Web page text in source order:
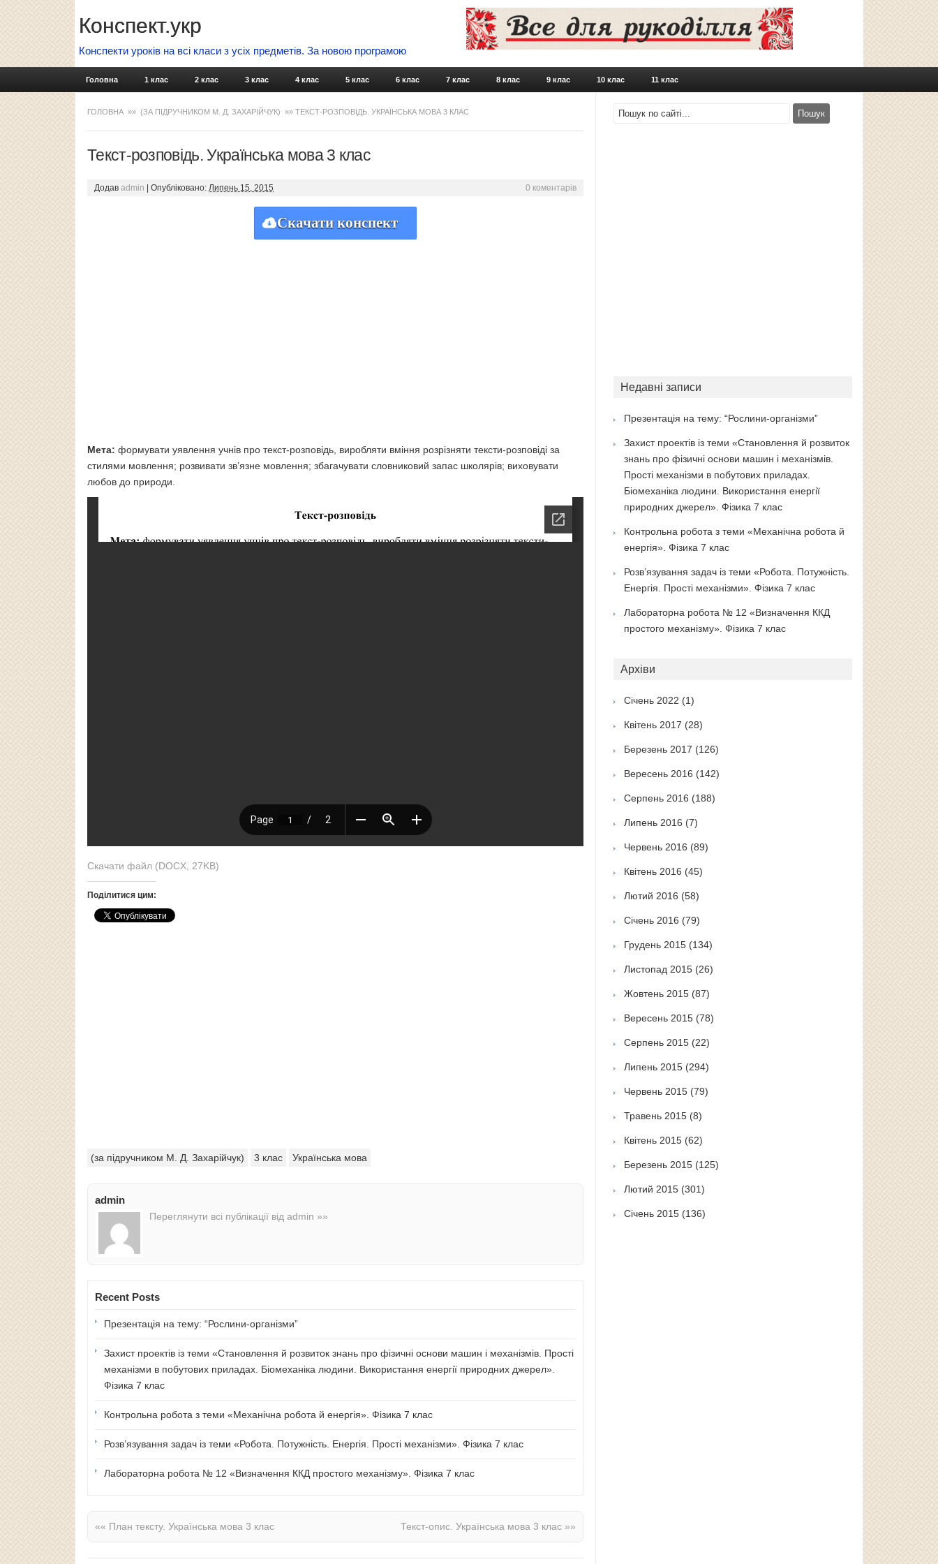
Конспект.укр
Конспекти уроків на всі класи з усіх предметів. За новою програмою
Skip to content
Головна 1 клас 2 клас 3 клас 4 клас 5 клас 6 клас 7 клас 8 клас 9 клас 10 клас 11 клас
ГОЛОВНА »» (ЗА ПІДРУЧНИКОМ М. Д. ЗАХАРІЙЧУК) »» ТЕКСТ-РОЗПОВІДЬ. УКРАЇНСЬКА МОВА 3 КЛАС
Текст-розповідь. Українська мова 3 клас
Додав admin Опубліковано: Липень 15, 2015 0 коментарів
Скачати конспект
Мета: формувати уявлення учнів про текст-розповідь, виробляти вміння розрізняти тексти-розповіді за
стилями мовлення; розвивати зв’язне мовлення; збагачувати словниковий запас школярів; виховувати
любов до природи.
Скачати файл (DOCX, 27KB)
Поділитися цим:
(за підручником М. Д. Захарійчук) 3 клас Українська мова
admin
Переглянути всі публікації від admin »»
Recent Posts
Презентація на тему: “Рослини-організми”
Захист проектів із теми «Становлення й розвиток знань про фізичні основи машин і механізмів. Прості
механізми в побутових приладах. Біомеханіка людини. Використання енергії природних джерел».
Фізика 7 клас
Контрольна робота з теми «Механічна робота й енергія». Фізика 7 клас
Розв’язування задач із теми «Робота. Потужність. Енергія. Прості механізми». Фізика 7 клас
Лабораторна робота № 12 «Визначення ККД простого механізму». Фізика 7 клас
«« План тексту. Українська мова 3 клас Текст-опис. Українська мова 3 клас »»
Недавні записи
Презентація на тему: “Рослини-організми”
Захист проектів із теми «Становлення й розвиток
знань про фізичні основи машин і механізмів.
Прості механізми в побутових приладах.
Біомеханіка людини. Використання енергії
природних джерел». Фізика 7 клас
Контрольна робота з теми «Механічна робота й
енергія». Фізика 7 клас
Розв’язування задач із теми «Робота. Потужність.
Енергія. Прості механізми». Фізика 7 клас
Лабораторна робота № 12 «Визначення ККД
простого механізму». Фізика 7 клас
Архіви
Січень 2022 (1)
Квітень 2017 (28)
Березень 2017 (126)
Вересень 2016 (142)
Серпень 2016 (188)
Липень 2016 (7)
Червень 2016 (89)
Квітень 2016 (45)
Лютий 2016 (58)
Січень 2016 (79)
Грудень 2015(134)
Листопад 2015(26)
Жовтень 2015(87)
Вересень 2015(78)
Серпень 2015(22)
Липень 2015(294)
Червень 2015(79)
Травень 2015(8)
Квітень 2015(62)
Березень 2015(125)
Лютий 2015(301)
Січень 2015(136)